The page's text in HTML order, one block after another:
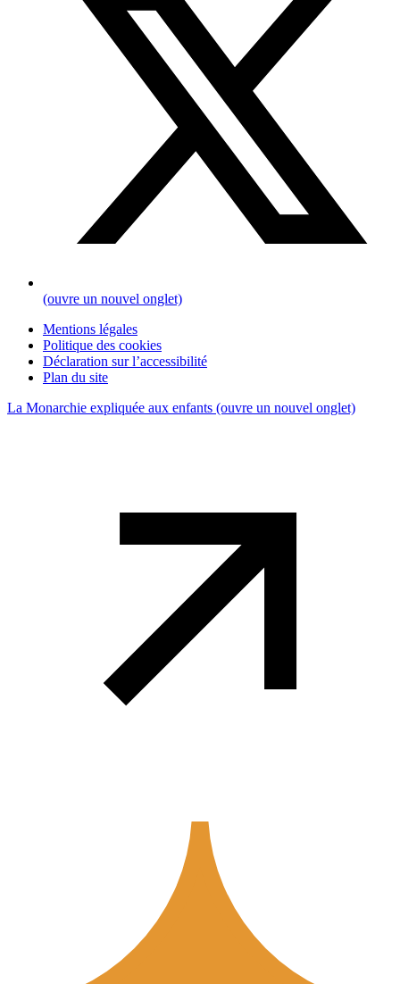
(ouvre un nouvel onglet)
Mentions légales
Politique des cookies
Déclaration sur l’accessibilité
Plan du site
La Monarchie expliquée aux enfants (ouvre un nouvel onglet)